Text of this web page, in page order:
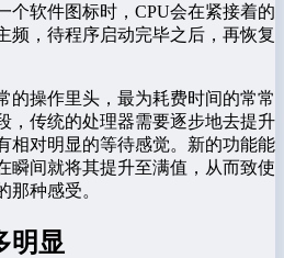
个软件图标时，CPU会在紧接着的
频，待程序启动完毕之后，再恢复
的操作里头，最为耗费时间的常常
，传统的处理器需要逐步地去提升
相对明显的等待感觉。新的功能能
瞬间就将其提升至满值，从而致使
那种感受。
明显